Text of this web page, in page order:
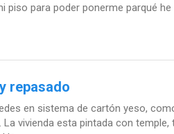
piso para poder ponerme parqué
repasado
en sistema de cartón yeso,
vivienda esta pintada con temple,